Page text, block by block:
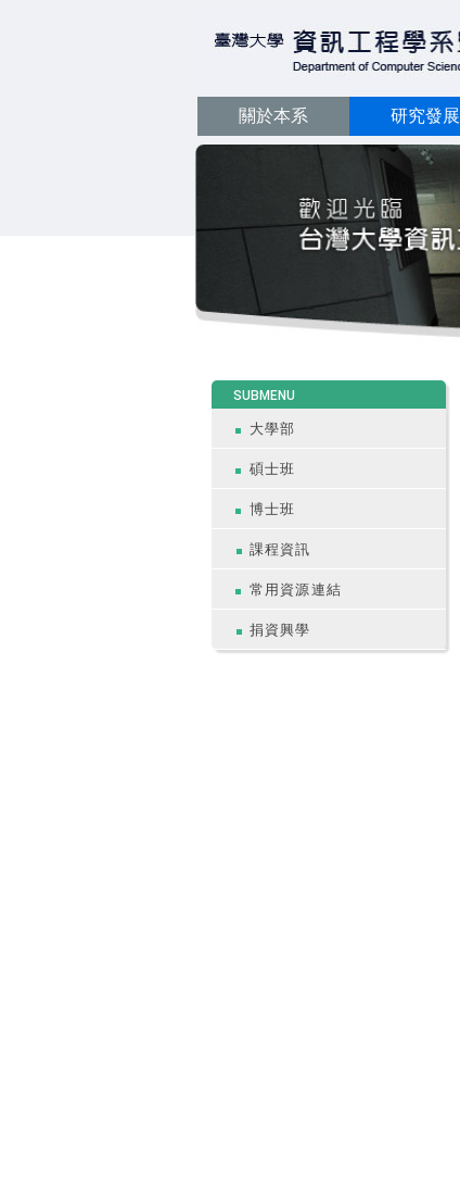
關於本系 研究發展
SUBMENU
大學部
碩士班
博士班
課程資訊
常用資源連結
捐資興學